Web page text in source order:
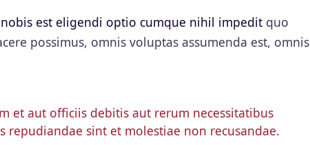
est eligendi optio cumque nihil impedit quo
possimus, omnis voluptas assumenda est, omnis
et aut officiis debitis aut rerum necessitatibus
repudiandae sint et molestiae non recusandae.